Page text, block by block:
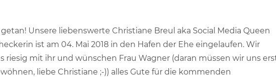
getan! Unsere liebenswerte Christiane Breul aka Social Media Queen
ist am 04. Mai 2018 in den Hafen der Ehe eingelaufen. Wir
riesig mit ihr und wünschen Frau Wagner (daran müssen wir uns
liebe Christiane ;-)) alles Gute für die kommenden